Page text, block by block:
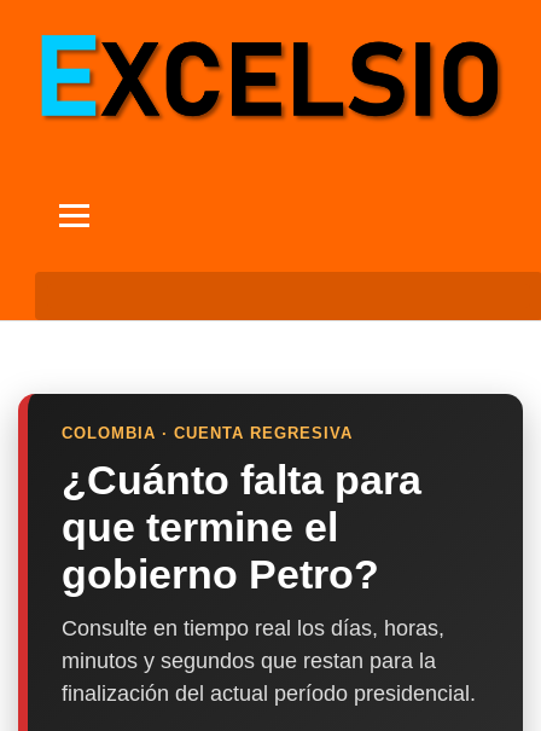
COLOMBIA · CUENTA REGRESIVA
¿Cuánto falta para
que termine el
gobierno Petro?
Consulte en tiempo real los días, horas,
minutos y segundos que restan para la
finalización del actual período presidencial.